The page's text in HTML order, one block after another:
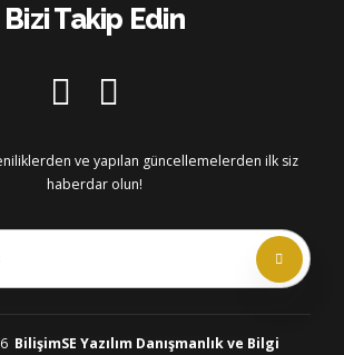
Bizi Takip Edin
ve yapılan güncellemelerden ilk siz
haberdar olun!
BilişimSE Yazılım Danışmanlık ve Bilgi